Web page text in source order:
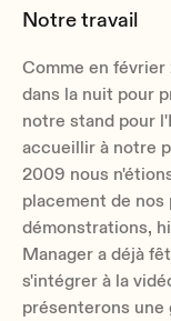
Notre travail
Comme en
dans la nuit pour
notre stand pour
accueillir à notre
2009 nous
placement de
démonstrations,
Manager a déjà
s'intégrer à la
présenterons une